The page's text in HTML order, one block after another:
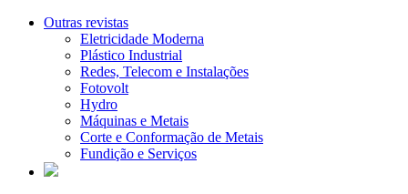
Outras revistas
Eletricidade Moderna
Plástico Industrial
Redes, Telecom e Instalações
Fotovolt
Hydro
Máquinas e Metais
Corte e Conformação de Metais
Fundição e Serviços